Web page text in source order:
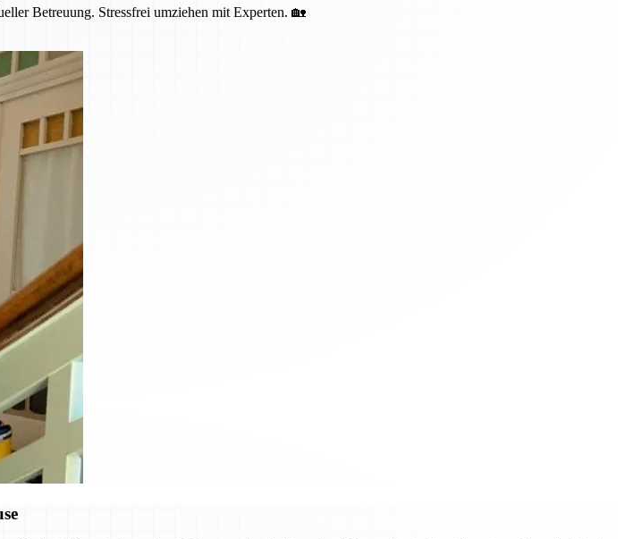
Betreuung. Stressfrei umziehen mit Experten. 🏡